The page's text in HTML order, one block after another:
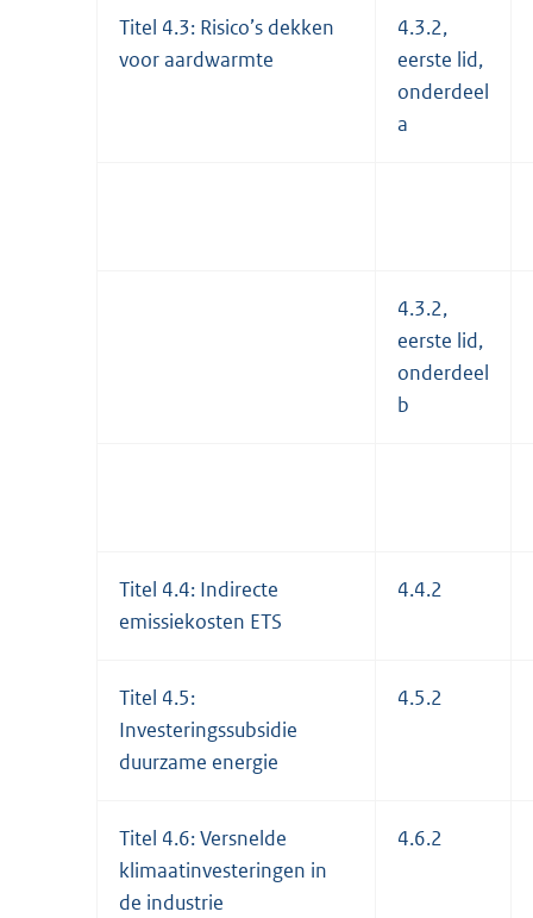
Titel 4.3: Risico’s dekken
voor aardwarmte
4.3.2,
eerste lid,
onderdeel
a
4.3.2,
eerste lid,
onderdeel
b
Titel 4.4: Indirecte
emissiekosten ETS
4.4.2
Titel 4.5:
Investeringssubsidie
duurzame energie
4.5.2
Titel 4.6: Versnelde
klimaatinvesteringen in
de industrie
4.6.2